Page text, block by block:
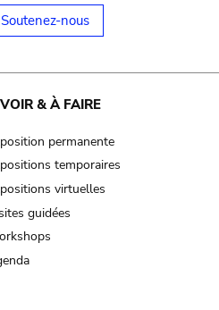
Soutenez-nous
& À FAIRE
permanente
temporaires
virtuelles
guidées